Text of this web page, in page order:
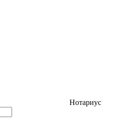
Нотариус